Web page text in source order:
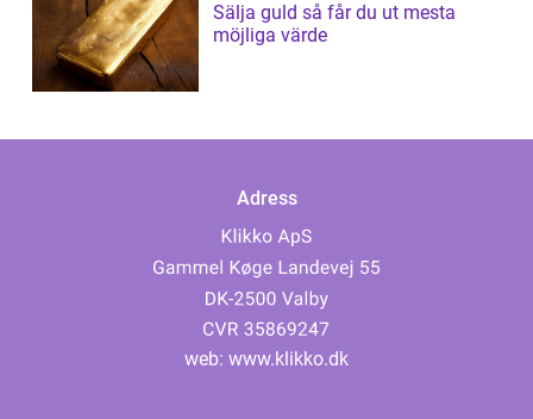
Sälja guld så får du ut mesta
möjliga värde
Adress
web: www.klikko.dk